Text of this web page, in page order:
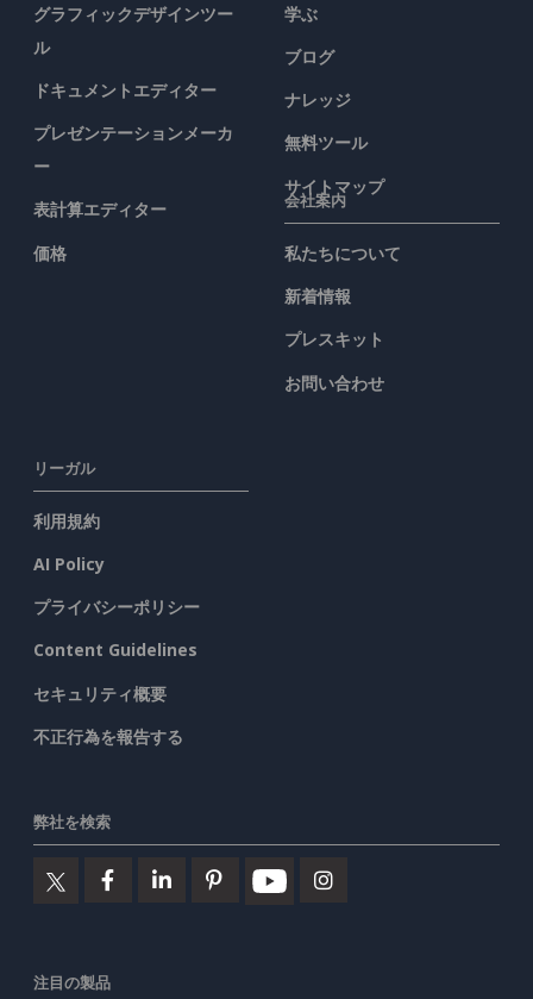
グラフィックデザインツー
ル
ドキュメントエディター
プレゼンテーションメーカ
ー
表計算エディター
価格
学ぶ
ブログ
ナレッジ
無料ツール
サイトマップ
会社案内
私たちについて
新着情報
プレスキット
お問い合わせ
リーガル
利用規約
AI Policy
プライバシーポリシー
Content Guidelines
セキュリティ概要
不正行為を報告する
弊社を検索
注目の製品